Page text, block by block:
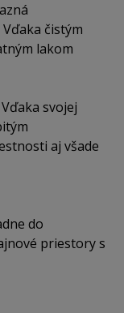
čistým
lakom
svojej
aj všade
do
priestory s